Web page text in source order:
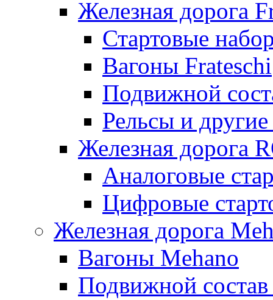
Железная дорога
Стартовые
Вагоны Frateschi
Подвижной
Рельсы и
Железная дорога
Аналоговые
Цифровые
Железная дорога
Вагоны Mehano
Подвижной